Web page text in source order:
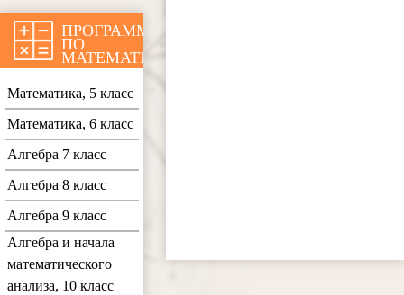
ПРОГРАММЫ
ПО
МАТЕМАТИКЕ
Математика, 5 класс
Математика, 6 класс
Алгебра 7 класс
Алгебра 8 класс
Алгебра 9 класс
Алгебра и начала
математического
анализа, 10 класс